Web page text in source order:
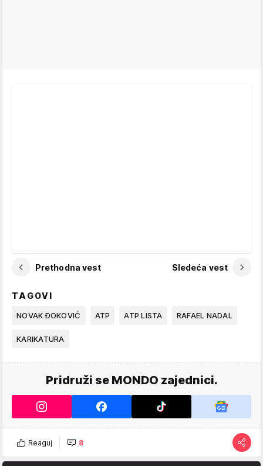
Prethodna vest Sledeća vest
TAGOVI
NOVAK ĐOKOVIĆ ATP ATP LISTA RAFAEL NADAL
KARIKATURA
Pridruži se MONDO zajednici.
Reaguj 8